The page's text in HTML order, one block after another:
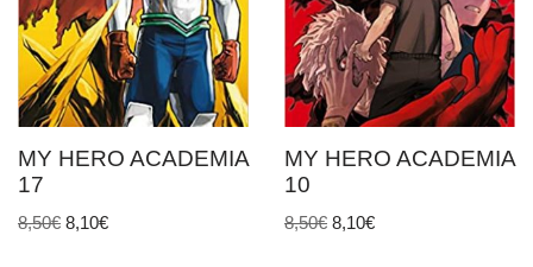
MY HERO ACADEMIA
17
8,50€ 8,10€
MY HERO ACADEMIA
10
8,50€ 8,10€